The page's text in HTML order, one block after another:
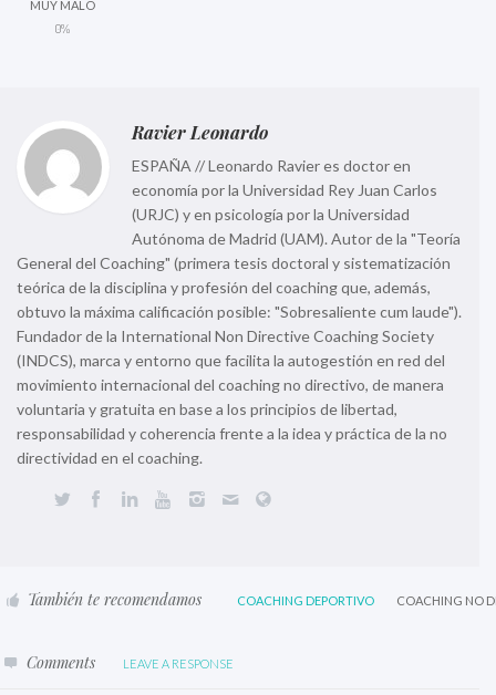
MUY MALO
0%
Ravier Leonardo
ESPAÑA // Leonardo Ravier es doctor en
economía por la Universidad Rey Juan Carlos
(URJC) y en psicología por la Universidad
Autónoma de Madrid (UAM). Autor de la "Teoría
General del Coaching" (primera tesis doctoral y sistematización
teórica de la disciplina y profesión del coaching que, además,
obtuvo la máxima calificación posible: "Sobresaliente cum laude").
Fundador de la International Non Directive Coaching Society
(INDCS), marca y entorno que facilita la autogestión en red del
movimiento internacional del coaching no directivo, de manera
voluntaria y gratuita en base a los principios de libertad,
responsabilidad y coherencia frente a la idea y práctica de la no
directividad en el coaching.
También te recomendamos COACHING DEPORTIVO COACHING NO
Comments LEAVE A RESPONSE